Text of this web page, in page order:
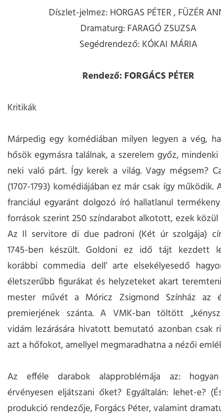
Díszlet-jelmez: HORGAS PÉTER , FÜZÉR
Dramaturg: FARAGÓ ZSUZSA
Segédrendező: KÓKAI MÁRIA
Rendező: FORGÁCS PÉTER
Kritikák
Márpedig egy komédiában milyen legyen a vég,
hősök egymásra találnak, a szerelem győz,
neki való párt. Így kerek a világ. Vagy mégsem?
(1707-1793) komédiájában ez már csak így működik.
franciául egyaránt dolgozó író hallatlanul
források szerint 250 színdarabot alkotott, ezek közül
Az Il servitore di due padroni (Két úr szolgája)
1745-ben készült. Goldoni ez idő tájt kezdett
korábbi commedia dell’ arte elsekélyesedő
életszerűbb figurákat és helyzeteket akart
mester művét a Móricz Zsigmond Színház az
premierjének szánta. A VMK-ban töltött
vidám lezárására hivatott bemutató azonban csak
azt a hőfokot, amellyel megmaradhatna a nézői
Az efféle darabok alapproblémája az:
érvényesen eljátszani őket? Egyáltalán: lehet-e?
produkció rendezője, Forgács Péter, valamint